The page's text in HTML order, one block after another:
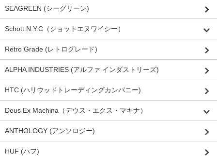
SEAGREEN (シーグリーン)
Schott N.Y.C（ショットエヌワイシー）
Retro Grade (レトログレード)
ALPHA INDUSTRIES (アルファ インダストリーズ)
HTC (ハリウッドトレーディングカンパニー)
Deus Ex Machina（デウス・エクス・マキナ）
ANTHOLOGY (アンソロジー)
HUF (ハフ)